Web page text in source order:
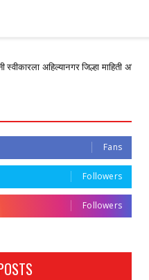
जिल्हा माहिती अधिकारी पदाचा
Fans
Followers
Followers